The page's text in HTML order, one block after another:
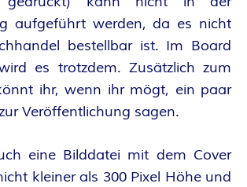
aufgeführt werden, da es nicht
bestellbar ist. Im Board
es trotzdem. Zusätzlich zum
ihr, wenn ihr mögt, ein paar
Veröffentlichung sagen.
eine Bilddatei mit dem Cover
kleiner als 300 Pixel Höhe und